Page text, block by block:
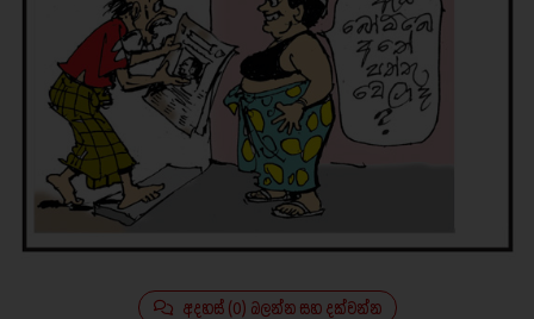
අදහස් (0) බලන්න සහ දක්වන්න